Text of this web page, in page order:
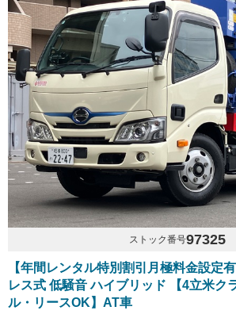
ストック番号97325
【年間レンタル特別割引月極料金設定
レス式 低騒音 ハイブリッド 【4立米ク
ル・リースOK】AT車